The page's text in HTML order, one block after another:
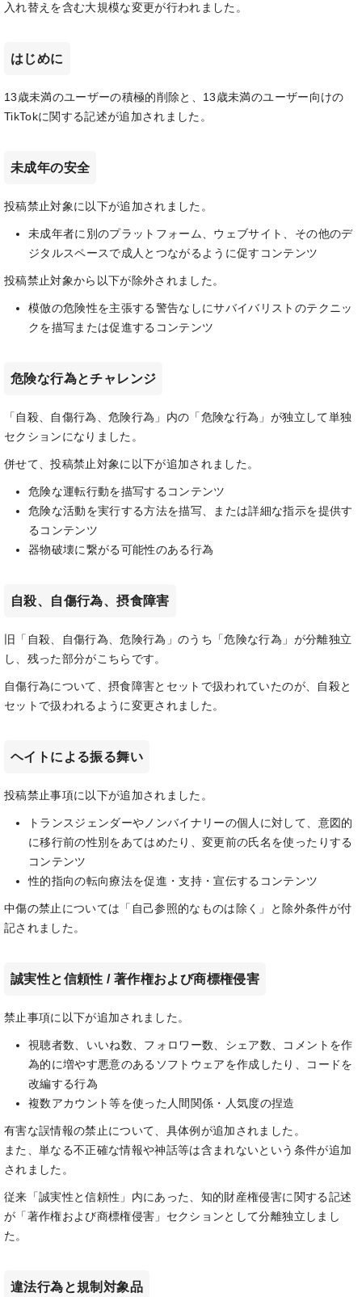
入れ替えを含む大規模な変更が行われました。
はじめに
13歳未満のユーザーの積極的削除と、13歳未満のユーザー向けの
TikTokに関する記述が追加されました。
未成年の安全
投稿禁止対象に以下が追加されました。
未成年者に別のプラットフォーム、ウェブサイト、その他のデ
ジタルスペースで成人とつながるように促すコンテンツ
投稿禁止対象から以下が除外されました。
模倣の危険性を主張する警告なしにサバイバリストのテクニッ
クを描写または促進するコンテンツ
危険な行為とチャレンジ
「自殺、自傷行為、危険行為」内の「危険な行為」が独立して単独
セクションになりました。
併せて、投稿禁止対象に以下が追加されました。
危険な運転行動を描写するコンテンツ
危険な活動を実行する方法を描写、または詳細な指示を提供す
るコンテンツ
器物破壊に繋がる可能性のある行為
自殺、自傷行為、摂食障害
旧「自殺、自傷行為、危険行為」のうち「危険な行為」が分離独立
し、残った部分がこちらです。
自傷行為について、摂食障害とセットで扱われていたのが、自殺と
セットで扱われるように変更されました。
ヘイトによる振る舞い
投稿禁止事項に以下が追加されました。
トランスジェンダーやノンバイナリーの個人に対して、意図的
に移行前の性別をあてはめたり、変更前の氏名を使ったりする
コンテンツ
性的指向の転向療法を促進・支持・宣伝するコンテンツ
中傷の禁止については「自己参照的なものは除く」と除外条件が付
記されました。
誠実性と信頼性 / 著作権および商標権侵害
禁止事項に以下が追加されました。
視聴者数、いいね数、フォロワー数、シェア数、コメントを作
為的に増やす悪意のあるソフトウェアを作成したり、コードを
改編する行為
複数アカウント等を使った人間関係・人気度の捏造
有害な誤情報の禁止について、具体例が追加されました。
また、単なる不正確な情報や神話等は含まれないという条件が追加
されました。
従来「誠実性と信頼性」内にあった、知的財産権侵害に関する記述
が「著作権および商標権侵害」セクションとして分離独立しまし
た。
違法行為と規制対象品